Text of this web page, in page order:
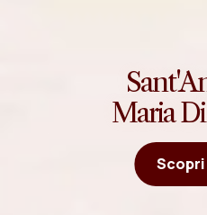
Maria
Scopri